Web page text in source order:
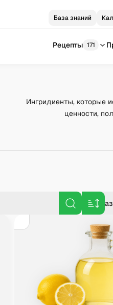
База знаний
Рецепты 171
Ингридиенты, которые
ценности,
По